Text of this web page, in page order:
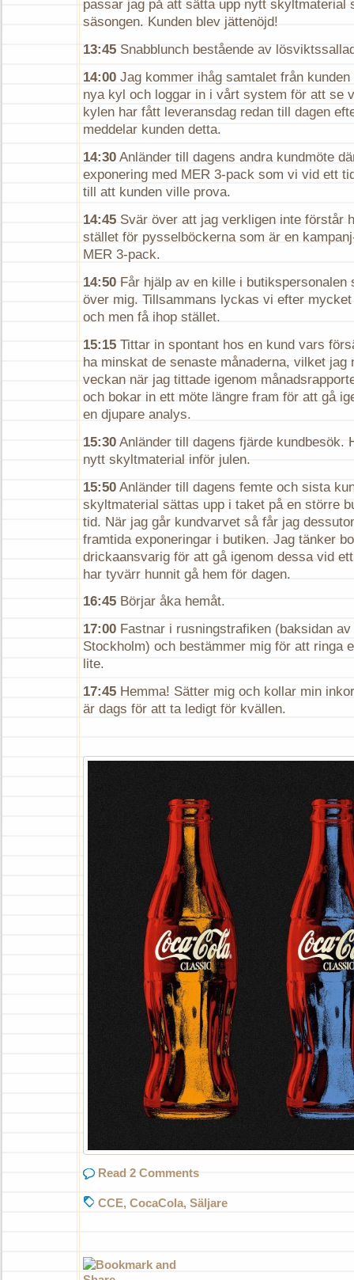
passar jag på att sätta upp nytt skyltmaterial
säsongen. Kunden blev jättenöjd!
13:45 Snabblunch bestående av
14:00 Jag kommer ihåg samtalet från
nya kyl och loggar in i vårt system för att se
kylen har fått leveransdag redan till dagen
meddelar kunden detta.
14:30 Anländer till dagens andra kundmöte
exponering med MER 3-pack som vi vid ett
till att kunden ville prova.
14:45 Svär över att jag verkligen inte förstår
stället för pysselböckerna som är en
MER 3-pack.
14:50 Får hjälp av en kille i butikspersonalen
över mig. Tillsammans lyckas vi efter
och men få ihop stället.
15:15 Tittar in spontant hos en kund vars
ha minskat de senaste månaderna, vilket jag
veckan när jag tittade igenom
och bokar in ett möte längre fram för att gå
en djupare analys.
15:30 Anländer till dagens fjärde kundbesök.
nytt skyltmaterial inför julen.
15:50 Anländer till dagens femte och sista
skyltmaterial sättas upp i taket på en större
tid. När jag går kundvarvet så får jag
framtida exponeringar i butiken. Jag tänker
drickaansvarig för att gå igenom dessa vid
har tyvärr hunnit gå hem för dagen.
16:45 Börjar åka hemåt.
17:00 Fastnar i rusningstrafiken (baksidan
Stockholm) och bestämmer mig för att ringa
lite.
17:45 Hemma! Sätter mig och kollar min
är dags för att ta ledigt för kvällen.
Read 2 Comments
CCE, CocaCola, Säljare